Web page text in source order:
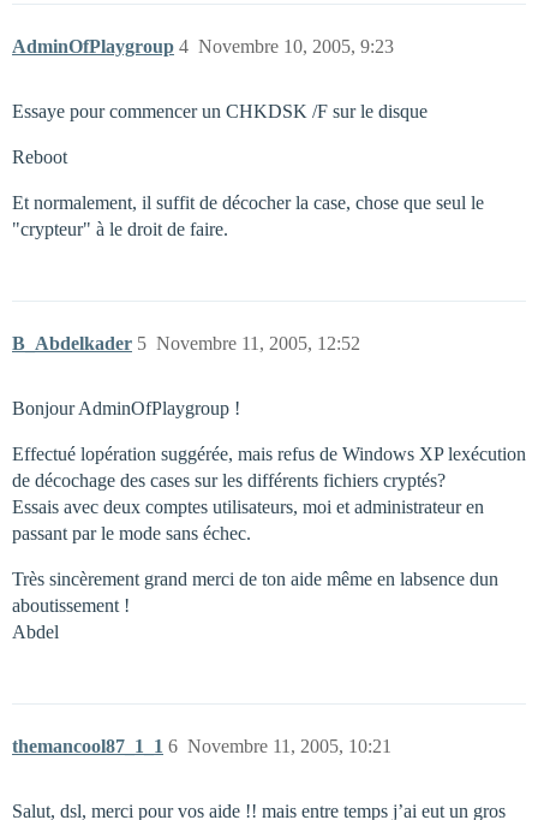
AdminOfPlaygroup Novembre 10, 2005, 9:23
4
Essaye pour commencer un CHKDSK /F sur le disque
Reboot
Et normalement, il suffit de décocher la case, chose que seul le
"crypteur" à le droit de faire.
B_Abdelkader Novembre 11, 2005, 12:52
5
Bonjour AdminOfPlaygroup !
Effectué lopération suggérée, mais refus de Windows XP lexécution
de décochage des cases sur les différents fichiers cryptés?
Essais avec deux comptes utilisateurs, moi et administrateur en
passant par le mode sans échec.
Très sincèrement grand merci de ton aide même en labsence dun
aboutissement !
Abdel
themancool87_1_1 Novembre 11, 2005, 10:21
6
Salut, dsl, merci pour vos aide !! mais entre temps j’ai eut un gros